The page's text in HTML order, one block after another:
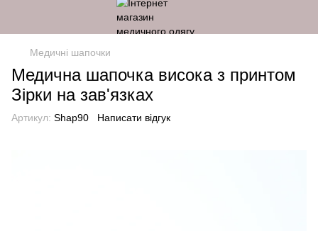
Медичні шапочки
Медична шапочка висока з принтом
Зірки на зав'язках
Артикул: Shap90 Написати відгук